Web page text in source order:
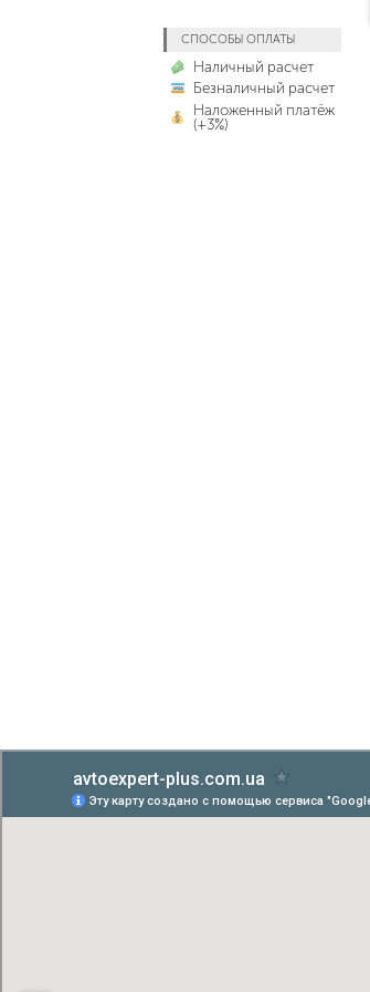
СПОСОБЫ ОПЛАТЫ
Наличный расчет
Безналичный расчет
Наложенный платёж
(+3%)